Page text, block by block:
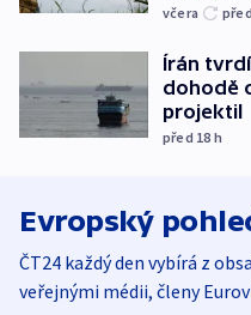
včera
Írán
dohodě
projektil
před 18 h
Evropský
ČT24 každý den vybírá z
veřejnými médii, členy